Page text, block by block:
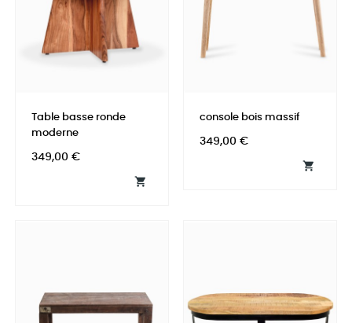
Table basse ronde
moderne
Prix
349,00 €

console bois massif
Prix
349,00 €
